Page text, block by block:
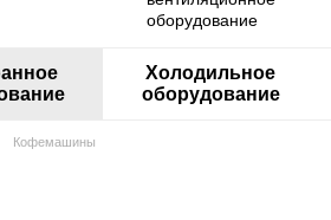
Холодильное
оборудование
Кофемашины